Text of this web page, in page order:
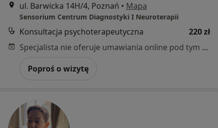
ul. Barwicka 14H/4, Poznań • Mapa
Sensorium Centrum Diagnostyki I Neuroterapii
Konsultacja psychoterapeutyczna
220 zł
Specjalista nie oferuje umawiania online pod tym adresem.
Poproś o wizytę